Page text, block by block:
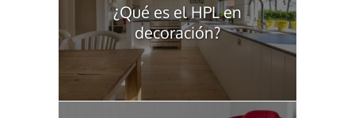
¿Qué es el HPL en
decoración?